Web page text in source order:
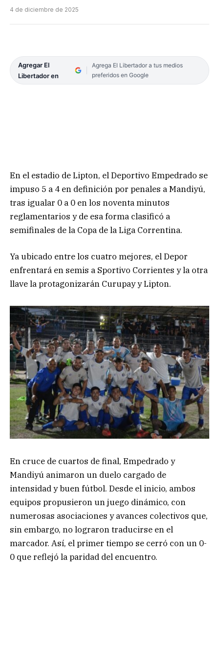
4 de diciembre de 2025
Agregar El
Libertador en
Agrega El Libertador a tus medios
preferidos en Google
En el estadio de Lipton, el Deportivo Empedrado se
impuso 5 a 4 en definición por penales a Mandiyú,
tras igualar 0 a 0 en los noventa minutos
reglamentarios y de esa forma clasificó a
semifinales de la Copa de la Liga Correntina.
Ya ubicado entre los cuatro mejores, el Depor
enfrentará en semis a Sportivo Corrientes y la otra
llave la protagonizarán Curupay y Lipton.
En cruce de cuartos de final, Empedrado y
Mandiyú animaron un duelo cargado de
intensidad y buen fútbol. Desde el inicio, ambos
equipos propusieron un juego dinámico, con
numerosas asociaciones y avances colectivos que,
sin embargo, no lograron traducirse en el
marcador. Así, el primer tiempo se cerró con un 0-
0 que reflejó la paridad del encuentro.